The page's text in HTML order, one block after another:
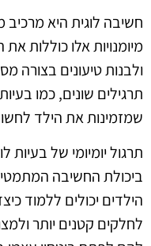
חשיבה לוגית היא
מיומנויות אלו כוללות
ולבנות טיעונים בצורה
תרגילים שונים, כמו
שמזמינות את הילד
תרגול יומיומי של בעיות
ביכולת החשיבה
הילדים יכולים ללמוד
לחלקים קטנים יותר